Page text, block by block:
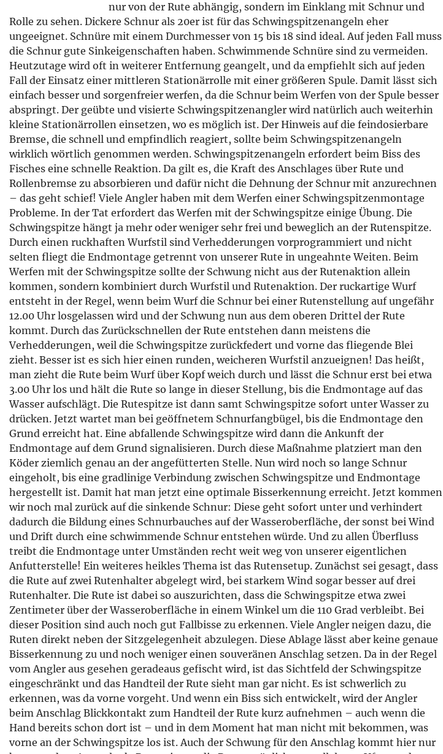
nur von der Rute abhängig, sondern im Einklang mit Schnur und
Rolle zu sehen. Dickere Schnur als 20er ist für das Schwingspitzenangeln eher
ungeeignet. Schnüre mit einem Durchmesser von 15 bis 18 sind ideal. Auf jeden Fall muss
die Schnur gute Sinkeigenschaften haben. Schwimmende Schnüre sind zu vermeiden.
Heutzutage wird oft in weiterer Entfernung geangelt, und da empfiehlt sich auf jeden
Fall der Einsatz einer mittleren Stationärrolle mit einer größeren Spule. Damit lässt sich
einfach besser und sorgenfreier werfen, da die Schnur beim Werfen von der Spule besser
abspringt. Der geübte und visierte Schwingspitzenangler wird natürlich auch weiterhin
kleine Stationärrollen einsetzen, wo es möglich ist. Der Hinweis auf die feindosierbare
Bremse, die schnell und empfindlich reagiert, sollte beim Schwingspitzenangeln
wirklich wörtlich genommen werden. Schwingspitzenangeln erfordert beim Biss des
Fisches eine schnelle Reaktion. Da gilt es, die Kraft des Anschlages über Rute und
Rollenbremse zu absorbieren und dafür nicht die Dehnung der Schnur mit anzurechnen
– das geht schief! Viele Angler haben mit dem Werfen einer Schwingspitzenmontage
Probleme. In der Tat erfordert das Werfen mit der Schwingspitze einige Übung. Die
Schwingspitze hängt ja mehr oder weniger sehr frei und beweglich an der Rutenspitze.
Durch einen ruckhaften Wurfstil sind Verhedderungen vorprogrammiert und nicht
selten fliegt die Endmontage getrennt von unserer Rute in ungeahnte Weiten. Beim
Werfen mit der Schwingspitze sollte der Schwung nicht aus der Rutenaktion allein
kommen, sondern kombiniert durch Wurfstil und Rutenaktion. Der ruckartige Wurf
entsteht in der Regel, wenn beim Wurf die Schnur bei einer Rutenstellung auf ungefähr
12.00 Uhr losgelassen wird und der Schwung nun aus dem oberen Drittel der Rute
kommt. Durch das Zurückschnellen der Rute entstehen dann meistens die
Verhedderungen, weil die Schwingspitze zurückfedert und vorne das fliegende Blei
zieht. Besser ist es sich hier einen runden, weicheren Wurfstil anzueignen! Das heißt,
man zieht die Rute beim Wurf über Kopf weich durch und lässt die Schnur erst bei etwa
3.00 Uhr los und hält die Rute so lange in dieser Stellung, bis die Endmontage auf das
Wasser aufschlägt. Die Rutespitze ist dann samt Schwingspitze sofort unter Wasser zu
drücken. Jetzt wartet man bei geöffnetem Schnurfangbügel, bis die Endmontage den
Grund erreicht hat. Eine abfallende Schwingspitze wird dann die Ankunft der
Endmontage auf dem Grund signalisieren. Durch diese Maßnahme platziert man den
Köder ziemlich genau an der angefütterten Stelle. Nun wird noch so lange Schnur
eingeholt, bis eine gradlinige Verbindung zwischen Schwingspitze und Endmontage
hergestellt ist. Damit hat man jetzt eine optimale Bisserkennung erreicht. Jetzt kommen
wir noch mal zurück auf die sinkende Schnur: Diese geht sofort unter und verhindert
dadurch die Bildung eines Schnurbauches auf der Wasseroberfläche, der sonst bei Wind
und Drift durch eine schwimmende Schnur entstehen würde. Und zu allen Überfluss
treibt die Endmontage unter Umständen recht weit weg von unserer eigentlichen
Anfutterstelle! Ein weiteres heikles Thema ist das Rutensetup. Zunächst sei gesagt, dass
die Rute auf zwei Rutenhalter abgelegt wird, bei starkem Wind sogar besser auf drei
Rutenhalter. Die Rute ist dabei so auszurichten, dass die Schwingspitze etwa zwei
Zentimeter über der Wasseroberfläche in einem Winkel um die 110 Grad verbleibt. Bei
dieser Position sind auch noch gut Fallbisse zu erkennen. Viele Angler neigen dazu, die
Ruten direkt neben der Sitzgelegenheit abzulegen. Diese Ablage lässt aber keine genaue
Bisserkennung zu und noch weniger einen souveränen Anschlag setzen. Da in der Regel
vom Angler aus gesehen geradeaus gefischt wird, ist das Sichtfeld der Schwingspitze
eingeschränkt und das Handteil der Rute sieht man gar nicht. Es ist schwerlich zu
erkennen, was da vorne vorgeht. Und wenn ein Biss sich entwickelt, wird der Angler
beim Anschlag Blickkontakt zum Handteil der Rute kurz aufnehmen – auch wenn die
Hand bereits schon dort ist – und in dem Moment hat man nicht mit bekommen, was
vorne an der Schwingspitze los ist. Auch der Schwung für den Anschlag kommt hier nur